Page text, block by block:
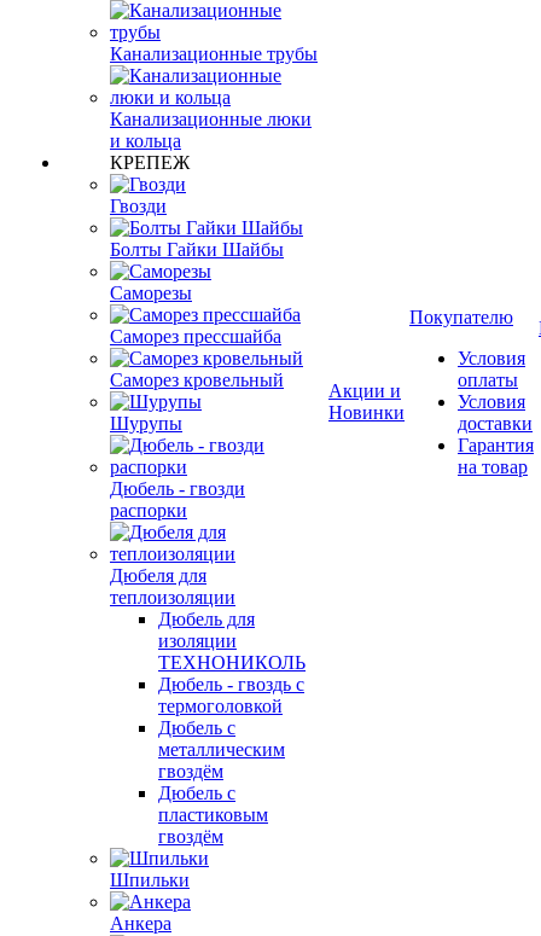
Канализационные трубы
Канализационные люки
и кольца
КРЕПЕЖ
Гвозди
Болты Гайки Шайбы
Саморезы
Саморез прессшайба
Саморез кровельный
Шурупы
Дюбель - гвозди
распорки
Дюбеля для
теплоизоляции
Дюбель для
изоляции
ТЕХНОНИКОЛЬ
Дюбель - гвоздь с
термоголовкой
Дюбель с
металлическим
гвоздём
Дюбель с
пластиковым
гвоздём
Шпильки
Анкера
Акции и
Новинки
Покупателю
Условия
оплаты
Условия
доставки
Гарантия
на товар